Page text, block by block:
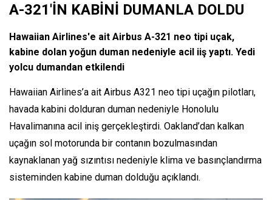
A-321'İN KABİNİ DUMANLA DOLDU
Hawaiian Airlines'e ait Airbus A-321 neo tipi uçak,
kabine dolan yoğun duman nedeniyle acil iiş yaptı. Yedi
yolcu dumandan etkilendi
Hawaiian Airlines’a ait Airbus A321 neo tipi uçağın pilotları,
havada kabini dolduran duman nedeniyle Honolulu
Havalimanına acil iniş gerçekleştirdi. Oakland’dan kalkan
uçağın sol motorunda bir contanın bozulmasından
kaynaklanan yağ sızıntısı nedeniyle klima ve basınçlandırma
sisteminden kabine duman dolduğu açıklandı.